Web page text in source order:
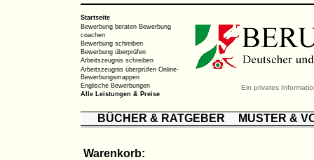
Startseite
Bewerbung beraten Bewerbung
coachen
Bewerbung schreiben
Bewerbung überprüfen
Arbeitszeugnis schreiben
Arbeitszeugnis überprüfen Online-
Bewerbungsmappen
Englische Bewerbungen
Alle Leistungen & Preise
Ein privates
BÜCHER & RATGEBER MUSTER &
Warenkorb: